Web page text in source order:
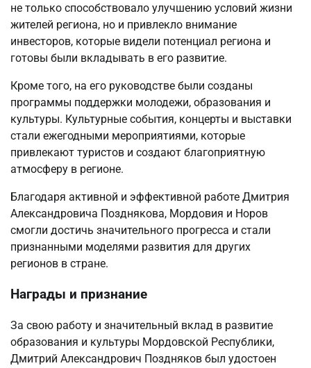
не только способствовало улучшению условий жизни
жителей региона, но и привлекло внимание
инвесторов, которые видели потенциал региона и
готовы были вкладывать в его развитие.
Кроме того, на его руководстве были созданы
программы поддержки молодежи, образования и
культуры. Культурные события, концерты и выставки
стали ежегодными мероприятиями, которые
привлекают туристов и создают благоприятную
атмосферу в регионе.
Благодаря активной и эффективной работе Дмитрия
Александровича Позднякова, Мордовия и Норов
смогли достичь значительного прогресса и стали
признанными моделями развития для других
регионов в стране.
Награды и признание
За свою работу и значительный вклад в развитие
образования и культуры Мордовской Республики,
Дмитрий Александрович Поздняков был удостоен